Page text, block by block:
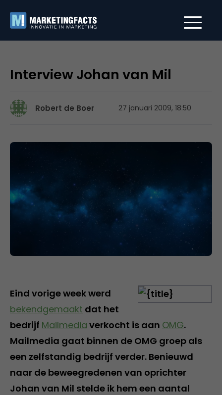
Interview Johan van Mil
Robert de Boer 27 januari 2009, 18:50
Eind vorige week werd
bekendgemaakt dat het
bedrijf Mailmedia verkocht is aan OMG.
Mailmedia gaat binnen de OMG groep als
een zelfstandig bedrijf verder. Benieuwd
naar de beweegredenen van oprichter
Johan van Mil stelde ik hem een aantal